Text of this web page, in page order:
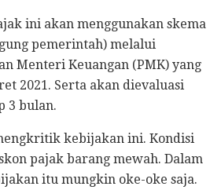
ini akan menggunakan skema
pemerintah) melalui
Menteri Keuangan (PMK) yang
2021. Serta akan dievaluasi
3 bulan.
kebijakan ini. Kondisi
pajak barang mewah. Dalam
itu mungkin oke-oke saja.